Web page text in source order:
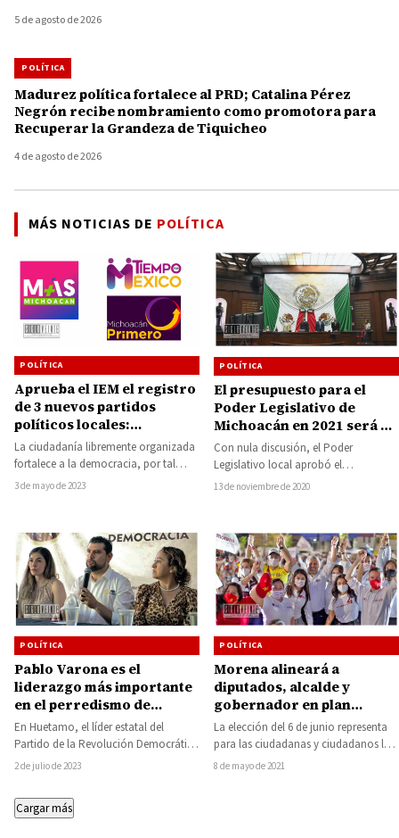
5 de agosto de 2026
POLÍTICA
Madurez política fortalece al PRD; Catalina Pérez
Negrón recibe nombramiento como promotora para
Recuperar la Grandeza de Tiquicheo
4 de agosto de 2026
MÁS NOTICIAS DE POLÍTICA
POLÍTICA
Aprueba el IEM el registro
de 3 nuevos partidos
políticos locales:
Michoacán Primero, Más
Michoacán y Tiempo x
México
La ciudadanía libremente organizada
fortalece a la democracia, por tal
motivo el Consejo General del
3 de mayo de 2023
POLÍTICA
El presupuesto para el
Poder Legislativo de
Michoacán en 2021 será de
1 mil 062 MDP
Con nula discusión, el Poder
Legislativo local aprobó el
presupuesto del Congreso de
13 de noviembre de 2020
POLÍTICA
Pablo Varona es el
liderazgo más importante
en el perredismo de
Huetamo y en el Distrito
Electoral Local, lo
respaldaremos en la
decisión que tome: Octavio
Ocampo
En Huetamo, el líder estatal del
Partido de la Revolución Democrática
(PRD), Octavio Ocampo Córdova,
2 de julio de 2023
POLÍTICA
Morena alineará a
diputados, alcalde y
gobernador en plan
conjunto por Morelia:
Alfredo Bedolla
La elección del 6 de junio representa
para las ciudadanas y ciudadanos la
oportunidad de votar por Morena,…
8 de mayo de 2021
Cargar más